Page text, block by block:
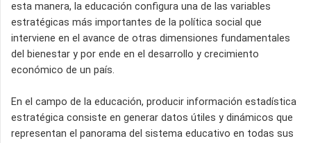
esta manera, la educación configura una de las variables
estratégicas más importantes de la política social que
interviene en el avance de otras dimensiones fundamentales
del bienestar y por ende en el desarrollo y crecimiento
económico de un país.
En el campo de la educación, producir información estadística
estratégica consiste en generar datos útiles y dinámicos que
representan el panorama del sistema educativo en todas sus